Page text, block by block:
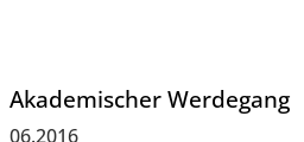
Akademischer Werdegang
06.2016